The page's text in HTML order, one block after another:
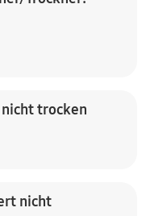
trocken
nicht